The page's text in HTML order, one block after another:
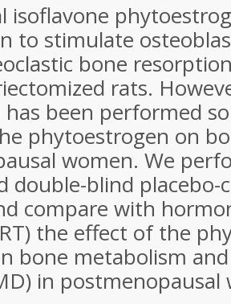
isoflavone
to stimulate
bone
rats.
has been performed
phytoestrogen on
women. We
double-blind
compare with
the effect of the
bone metabolism
in postmenopausal